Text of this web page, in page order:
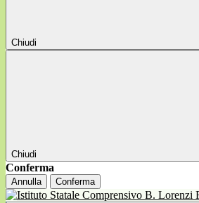
Chiudi
Chiudi
Conferma
Annulla Conferma